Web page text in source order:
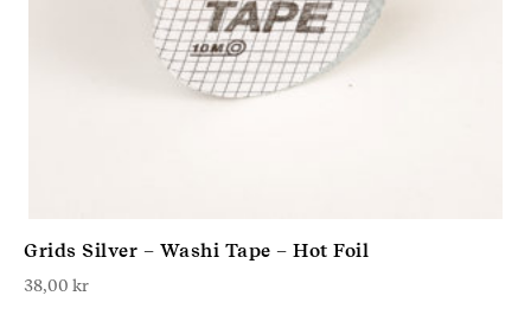
Grids Silver – Washi Tape – Hot Foil
38,00 kr